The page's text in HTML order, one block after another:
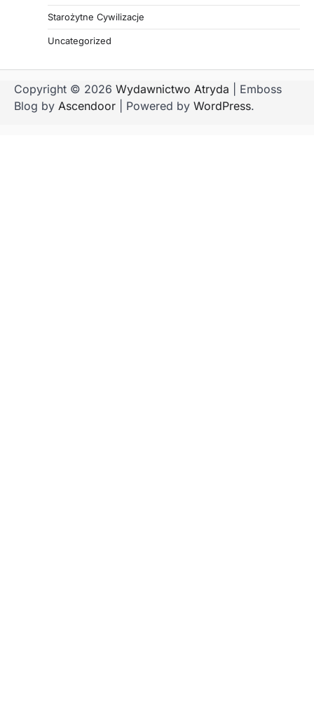
Starożytne Cywilizacje
Uncategorized
Copyright © 2026 Wydawnictwo Atryda | Emboss
Blog by Ascendoor | Powered by WordPress.